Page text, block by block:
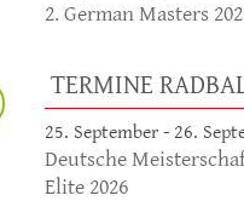
2. German Masters
TERMINE
25. September - 26.
Deutsche
Elite 2026